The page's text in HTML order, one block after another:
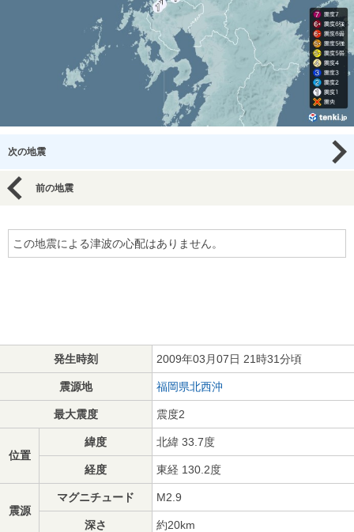
次の地震
前の地震
この地震による津波の心配はありません。
発生時刻 2009年03月07日 21時31分頃
震源地 福岡県北西沖
最大震度 震度2
位置
緯度 北緯 33.7度
経度 東経 130.2度
震源
マグニチュード M2.9
深さ 約20km